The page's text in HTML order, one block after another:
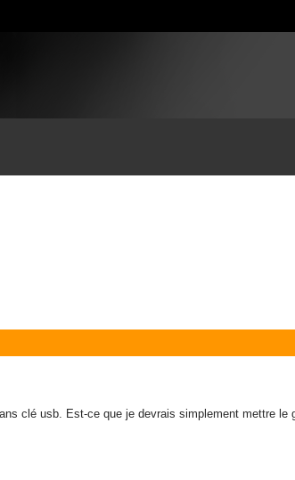
clé usb. Est-ce que je devrais simplement mettre le